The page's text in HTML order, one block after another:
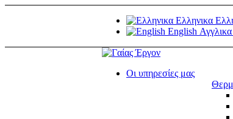
Ελληνικα
English Αγγλικα
Οι υπηρεσίες μας